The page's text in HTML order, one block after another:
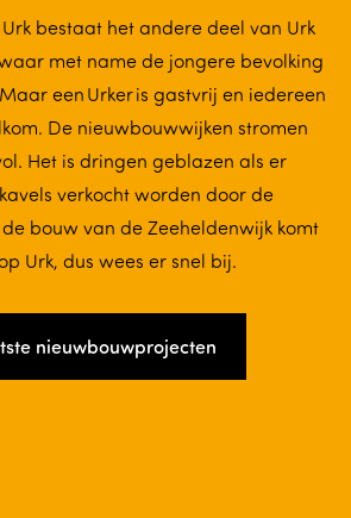
bestaat het andere deel van Urk
met name de jongere bevolking
een Urker is gastvrij en iedereen
De nieuwbouwwijken stromen
Het is dringen geblazen als er
verkocht worden door de
bouw van de Zeeheldenwijk komt
Urk, dus wees er snel bij.
nieuwbouwprojecten